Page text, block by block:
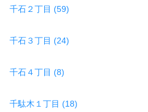
千石２丁目 (59)
千石３丁目 (24)
千石４丁目 (8)
千駄木１丁目 (18)